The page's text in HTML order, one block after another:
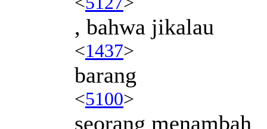
, bahwa jikalau
<1437>
barang
<5100>
seorang menambah